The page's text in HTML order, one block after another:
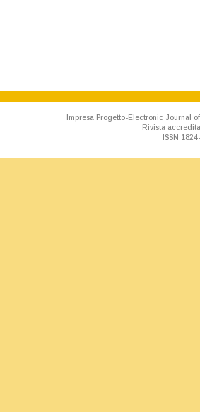
Impresa Progetto-Electronic Journal
Rivista
ISSN